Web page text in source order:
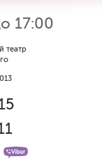
17:00
театр